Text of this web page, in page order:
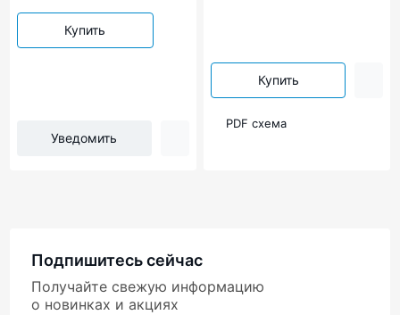
Купить
Уведомить
Купить
PDF схема
Подпишитесь сейчас
Получайте свежую информацию
о новинках и акциях